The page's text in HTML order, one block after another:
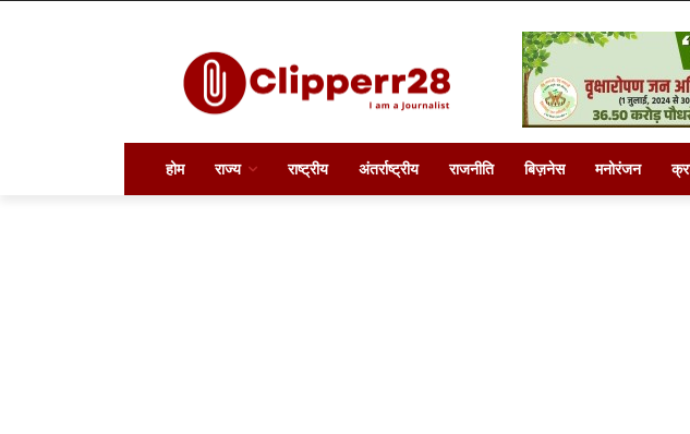
होम राज्य राष्ट्रीय अंतर्राष्ट्रीय राजनीति बिज़नेस मनोरंजन